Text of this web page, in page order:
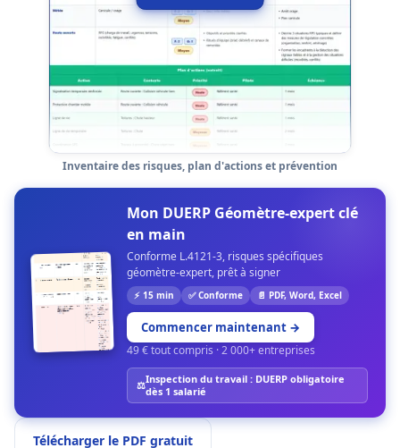
Inventaire des risques, plan d'actions et prévention
Mon DUERP Géomètre-expert clé
en main
Conforme L.4121-3, risques spécifiques
géomètre-expert, prêt à signer
⚡ 15 min ✅ Conforme 📄 PDF, Word, Excel
Commencer maintenant →
49 € tout compris · 2 000+ entreprises
⚖️Inspection du travail : DUERP obligatoire
dès 1 salarié
Télécharger le PDF gratuit